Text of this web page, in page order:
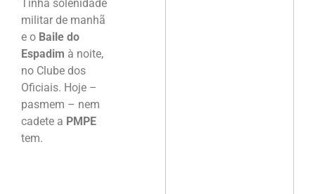
Tinha solenidade
militar de manhã
e o Baile do
Espadim à noite,
no Clube dos
Oficiais. Hoje –
pasmem – nem
cadete a PMPE
tem.